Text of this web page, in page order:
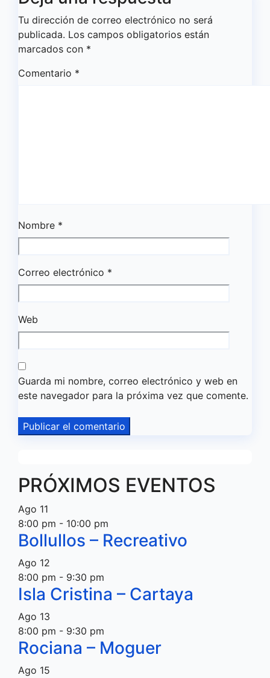
Tu dirección de correo electrónico no será
publicada. Los campos obligatorios están
marcados con *
Comentario *
Nombre *
Correo electrónico *
Web
Guarda mi nombre, correo electrónico y web en
este navegador para la próxima vez que comente.
PRÓXIMOS EVENTOS
Ago 11
8:00 pm - 10:00 pm
Bollullos – Recreativo
Ago 12
8:00 pm - 9:30 pm
Isla Cristina – Cartaya
Ago 13
8:00 pm - 9:30 pm
Rociana – Moguer
Ago 15